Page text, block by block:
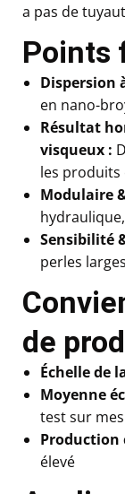
a pas de
Points
Dispersion
en nano-
Résultat
visqueux :
les produits
Modulaire
Sensibilité
perles
de
Échelle de
Moyenne
test sur
Production
élevé